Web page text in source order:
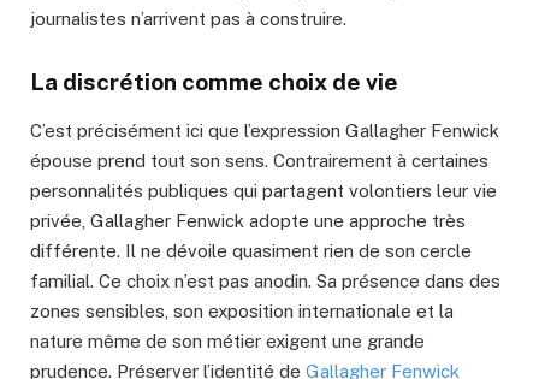
journalistes n’arrivent pas à construire.
La discrétion comme choix de vie
C’est précisément ici que l’expression Gallagher Fenwick
épouse prend tout son sens. Contrairement à certaines
personnalités publiques qui partagent volontiers leur vie
privée, Gallagher Fenwick adopte une approche très
différente. Il ne dévoile quasiment rien de son cercle
familial. Ce choix n’est pas anodin. Sa présence dans des
zones sensibles, son exposition internationale et la
nature même de son métier exigent une grande
prudence. Préserver l’identité de Gallagher Fenwick